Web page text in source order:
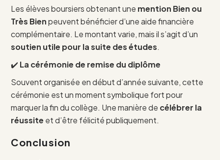
Les élèves boursiers obtenant une mention Bien ou
Très Bienpeuvent bénéficier d’une aide financière
complémentaire. Le montant varie, mais il s’agit d’un
soutien utile pour la suite des études.
✔️ La cérémonie de remise du diplôme
Souvent organisée en début d’année suivante, cette
cérémonie est un moment symbolique fort pour
marquer la fin du collège. Une manière de célébrer la
réussite et d’être félicité publiquement.
Conclusion